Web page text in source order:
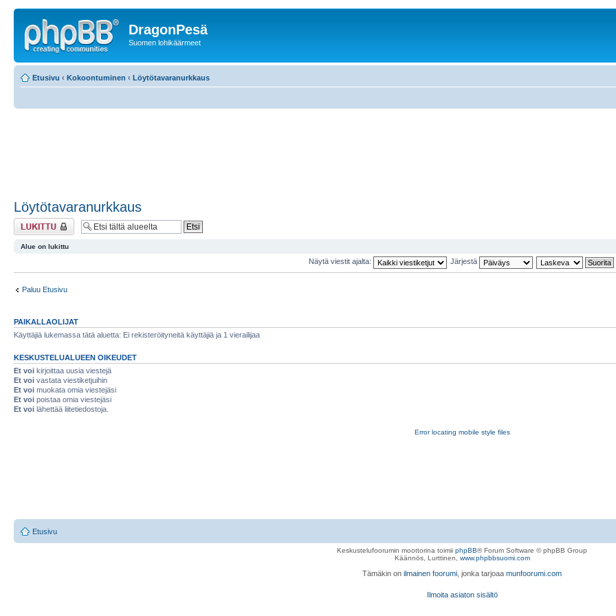
DragonPesä
Suomen lohikäärmeet
Etusivu ‹ Kokoontuminen ‹ Löytötavaranurkkaus
Löytötavaranurkkaus
Alue on lukittu
Alue on lukittu
Näytä viestit ajalta: Järjestä
Paluu Etusivu
PAIKALLAOLIJAT
Käyttäjiä lukemassa tätä aluetta: Ei rekisteröityneitä käyttäjiä ja 1 vierailijaa
KESKUSTELUALUEEN OIKEUDET
Et voi kirjoittaa uusia viestejä
Et voi vastata viestiketjuihin
Et voi muokata omia viestejäsi
Et voi poistaa omia viestejäsi
Et voi lähettää liitetiedostoja.
Error locating mobile style files
Etusivu
Keskustelufoorumin moottorina toimii phpBB® Forum Software © phpBB Group
Käännös, Lurttinen, www.phpbbsuomi.com
Tämäkin on ilmainen foorumi , jonka tarjoaa munfoorumi.com
Ilmoita asiaton sisältö